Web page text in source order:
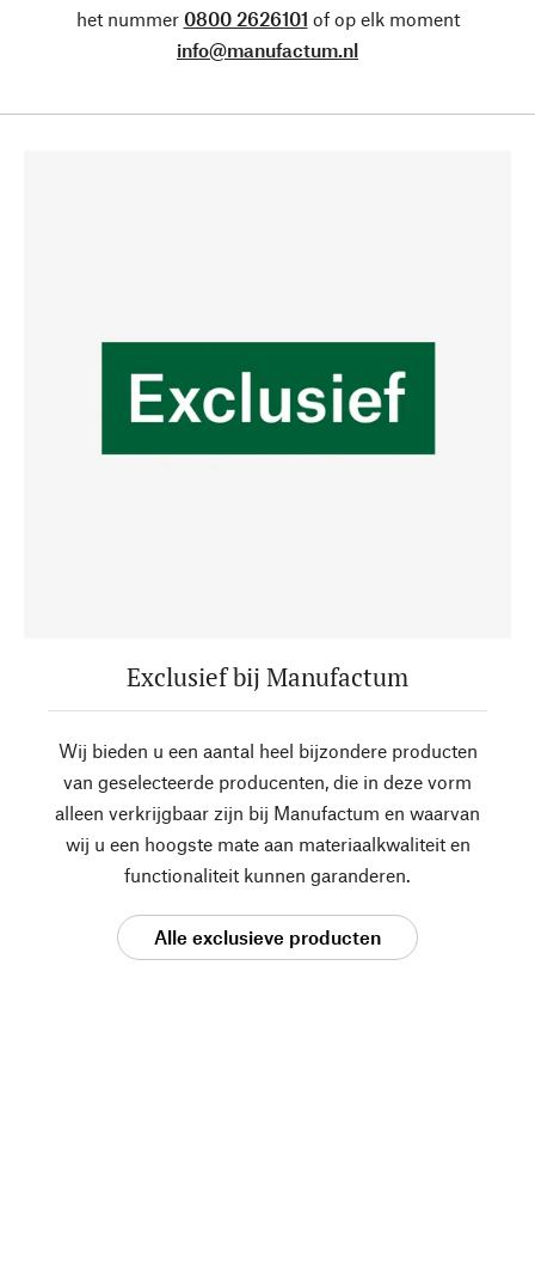
het nummer 0800 2626101 of op elk moment
info@manufactum.nl
Exclusief bij Manufactum
Wij bieden u een aantal heel bijzondere producten
van geselecteerde producenten, die in deze vorm
alleen verkrijgbaar zijn bij Manufactum en waarvan
wij u een hoogste mate aan materiaalkwaliteit en
functionaliteit kunnen garanderen.
Alle exclusieve producten